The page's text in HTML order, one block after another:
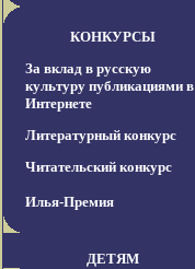
КОНКУРСЫ
За вклад в русскую
культуру публикациями в
Интернете
Литературный конкурс
Читательский конкурс
Илья-Премия
ДЕТЯМ